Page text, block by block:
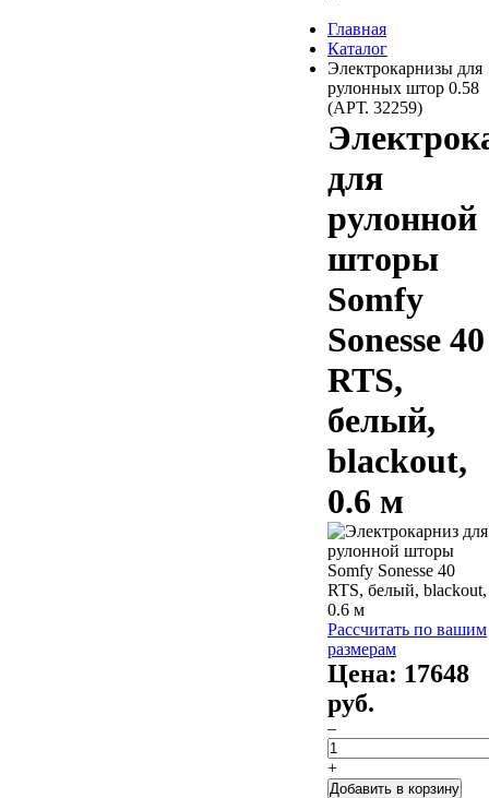
Главная
Каталог
Электрокарнизы для
рулонных штор 0.58
(АРТ. 32259)
для
рулонной
шторы
Somfy
Sonesse 40
RTS,
белый,
blackout,
0.6 м
Рассчитать по вашим
размерам
Цена: 17648
руб.
–
+
Добавить в корзину